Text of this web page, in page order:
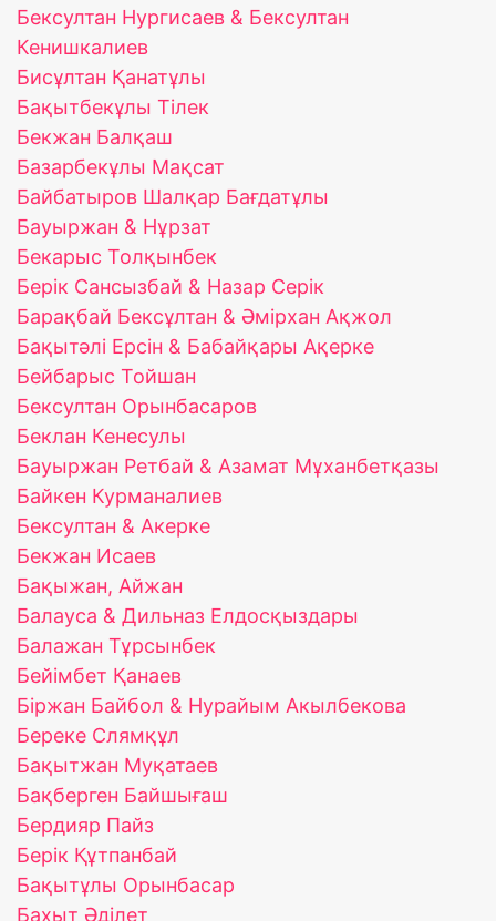
Бексултан Нургисаев & Бексултан
Кенишкалиев
Бисұлтан Қанатұлы
Бақытбекұлы Тілек
Бекжан Балқаш
Базарбекұлы Мақсат
Байбатыров Шалқар Бағдатұлы
Бауыржан & Нұрзат
Бекарыс Толқынбек
Берік Сансызбай & Назар Серік
Барақбай Бексұлтан & Әмірхан Ақжол
Бақытәлі Ерсін & Бабайқары Ақерке
Бейбарыс Тойшан
Бексултан Орынбасаров
Беклан Кенесулы
Бауыржан Ретбай & Азамат Мұханбетқазы
Байкен Курманалиев
Бексултан & Акерке
Бекжан Исаев
Бақыжан, Айжан
Балауса & Дильназ Елдосқыздары
Балажан Тұрсынбек
Бейімбет Қанаев
Біржан Байбол & Нурайым Акылбекова
Береке Слямқұл
Бақытжан Муқатаев
Бақберген Байшығаш
Бердияр Пайз
Берік Құтпанбай
Бақытұлы Орынбасар
Бахыт Әділет